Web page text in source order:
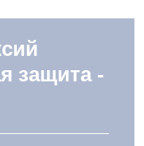
защита -